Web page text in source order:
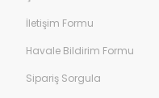
İletişim Formu
Havale Bildirim Formu
Sipariş Sorgula